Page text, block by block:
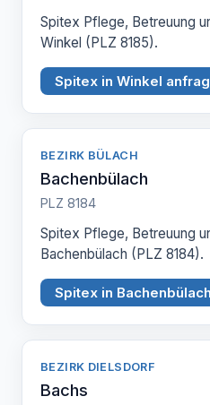
Spitex Pflege, Betreuung
Winkel (PLZ 8185).
Spitex in Winkel
BEZIRK BÜLACH
Bachenbülach
PLZ 8184
Spitex Pflege, Betreuung
Bachenbülach (PLZ 8184).
Spitex in
BEZIRK DIELSDORF
Bachs